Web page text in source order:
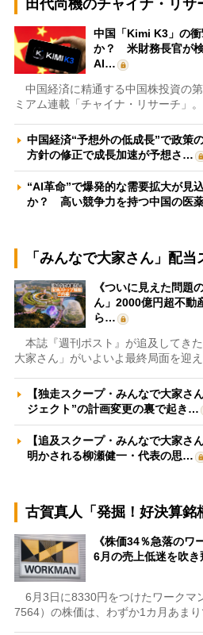
田代尚機のチャイナ・リサ
中国「Kimi K3」の
か？ 米財務長官が
AI…
中国経済に精通する中国株投資の
ミアム連載「チャイナ・リサーチ」
中国経済“予想外の低成長”で政
方針の修正で成長加速が予想さ…
“AI革命”で爆発的な需要拡大が見
か？ 高い競争力を持つ中国の医
「みんなで大家さん」配
《ついに見えた問題
ん」2000億円超不動
ら…
本誌『週刊ポスト』が追及してき
大家さん」がいよいよ最終局面を迎
【独走スクープ・みんなで大家さ
ジェクト”の計画変更の裏で起き…
【追及スクープ・みんなで大家さ
明かされる柳瀬健一・代表の思…
古賀真人「発掘！好決算銘
《株価34％急落のワ
6月の売上低迷を吹
6月3日に8330円をつけたワークマ
7564）の株価は、わずか1カ月あま